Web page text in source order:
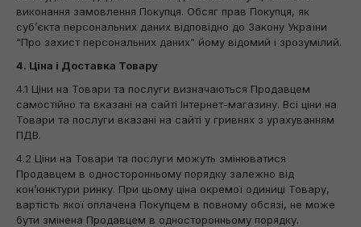
виконання замовлення Покупця. Обсяг прав Покупця, як
суб’єкта персональних даних відповідно до Закону України
“Про захист персональних даних” йому відомий і зрозумілий.
4. Ціна і Доставка Товару
4.1 Ціни на Товари та послуги визначаються Продавцем
самостійно та вказані на сайті Інтернет-магазину. Всі ціни на
Товари та послуги вказані на сайті у гривнях з урахуванням
ПДВ.
4.2 Ціни на Товари та послуги можуть змінюватися
Продавцем в односторонньому порядку залежно від
кон’юнктури ринку. При цьому ціна окремої одиниці Товару,
вартість якої оплачена Покупцем в повному обсязі, не може
бути змінена Продавцем в односторонньому порядку.